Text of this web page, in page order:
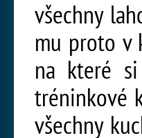
všechny
mu proto v
na které
tréninkové
všechny